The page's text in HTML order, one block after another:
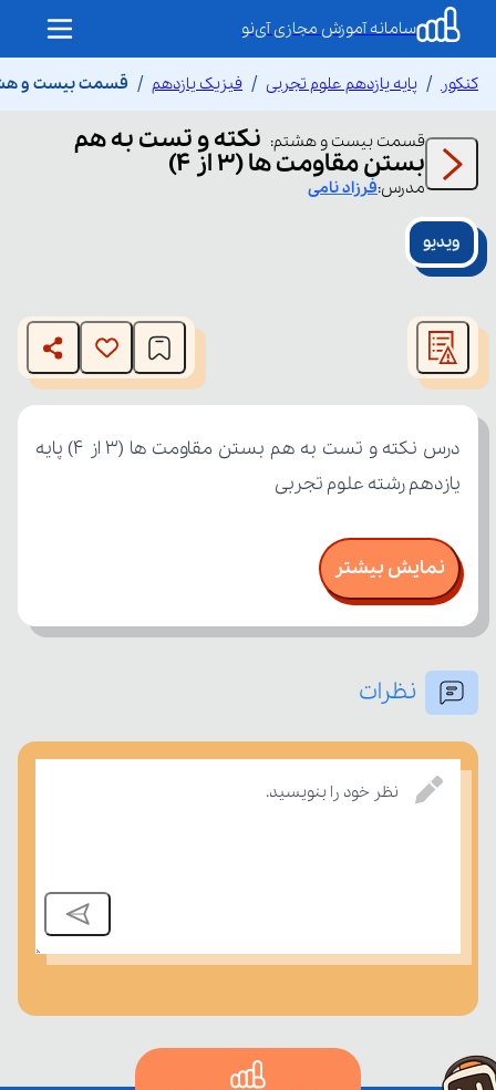
سامانه آموزش مجازی آی‌نو
کنکور پایه یازدهم علوم تجربی فیزیک یازدهم قسمت بیست و
قسمت بیست و هشتم: نکته و تست به هم
بستن مقاومت ها (3 از ۴)
مدرس:فرزادنامی
ویدیو
modal
window.
The media could not be loaded, either because the server
or network failed or because the format is not supported.
یازدهم رشته علوم تجربی
نمایش بیشتر
نظرات
نظر خود را بنویسید.